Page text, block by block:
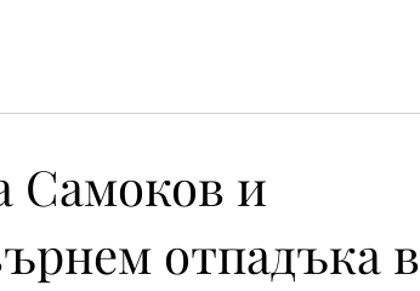
Самоков и
отпадъка в